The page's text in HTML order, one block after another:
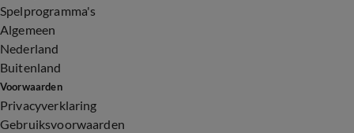
Spelprogramma's
Algemeen
Nederland
Buitenland
Voorwaarden
Privacyverklaring
Gebruiksvoorwaarden